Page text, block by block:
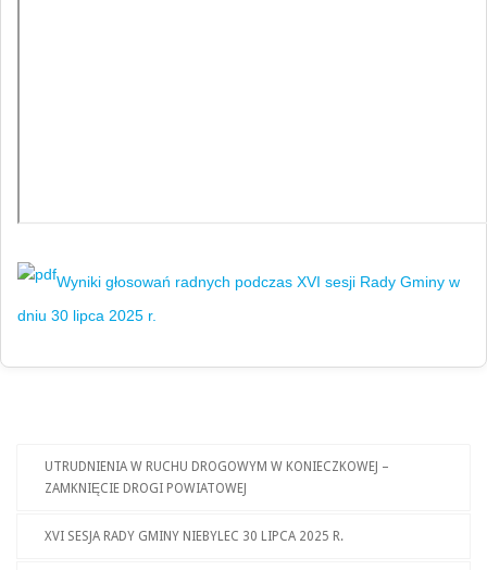
Wyniki głosowań radnych podczas XVI sesji Rady Gminy w
dniu 30 lipca 2025 r.
UTRUDNIENIA W RUCHU DROGOWYM W KONIECZKOWEJ –
ZAMKNIĘCIE DROGI POWIATOWEJ
XVI SESJA RADY GMINY NIEBYLEC 30 LIPCA 2025 R.